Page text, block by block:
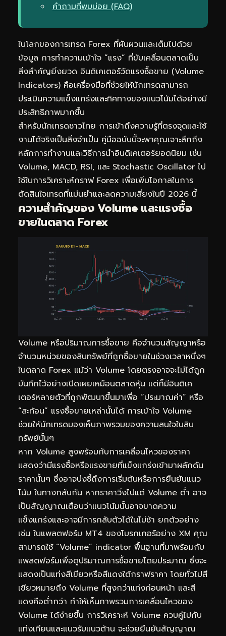
คำถามที่พบบ่อย (FAQ)
ในโลกของการเทรด Forex ที่ผันผวนและเต็มไปด้วย
ข้อมูล การทำความเข้าใจ “แรง” ที่ขับเคลื่อนตลาดเป็น
สิ่งสำคัญยิ่งยวด อินดิเคเตอร์วัดแรงซื้อขาย (Volume
Indicators) คือเครื่องมือที่ช่วยให้นักเทรดสามารถ
ประเมินความแข็งแกร่งและทิศทางของแนวโน้มได้อย่างมี
ประสิทธิภาพมากขึ้น
สำหรับนักเทรดชาวไทย การเข้าถึงความรู้ที่ตรงจุดและใช้
งานได้จริงเป็นสิ่งจำเป็น คู่มือฉบับนี้จะพาคุณเจาะลึกถึง
หลักการทำงานและวิธีการนำอินดิเคเตอร์ยอดนิยม เช่น
Volume, MACD, RSI, และ Stochastic Oscillator ไป
ใช้ในการวิเคราะห์กราฟ Forex เพื่อเพิ่มโอกาสในการ
ตัดสินใจเทรดที่แม่นยำและลดความเสี่ยงในปี 2026 นี้
ความสำคัญของ Volume และแรงซื้อ
ขายในตลาด Forex
Volume หรือปริมาณการซื้อขาย คือจำนวนสัญญาหรือ
จำนวนหน่วยของสินทรัพย์ที่ถูกซื้อขายในช่วงเวลาหนึ่งๆ
ในตลาด Forex แม้ว่า Volume โดยตรงอาจจะไม่ได้ถูก
บันทึกไว้อย่างเปิดเผยเหมือนตลาดหุ้น แต่ก็มีอินดิเค
เตอร์หลายตัวที่ถูกพัฒนาขึ้นมาเพื่อ “ประมาณค่า” หรือ
“สะท้อน” แรงซื้อขายเหล่านั้นได้ การเข้าใจ Volume
ช่วยให้นักเทรดมองเห็นภาพรวมของความสนใจในสิน
ทรัพย์นั้นๆ
หาก Volume สูงพร้อมกับการเคลื่อนไหวของราคา
แสดงว่ามีแรงซื้อหรือแรงขายที่แข็งแกร่งเข้ามาผลักดัน
ราคานั้นๆ ซึ่งอาจบ่งชี้ถึงการเริ่มต้นหรือการยืนยันแนว
โน้ม ในทางกลับกัน หากราคาวิ่งไปแต่ Volume ต่ำ อาจ
เป็นสัญญาณเตือนว่าแนวโน้มนั้นอาจขาดความ
แข็งแกร่งและอาจมีการกลับตัวได้ในไม่ช้า ยกตัวอย่าง
เช่น ในแพลตฟอร์ม MT4 ของโบรกเกอร์อย่าง XM คุณ
สามารถใช้ “Volume” indicator พื้นฐานที่มาพร้อมกับ
แพลตฟอร์มเพื่อดูปริมาณการซื้อขายโดยประมาณ ซึ่งจะ
แสดงเป็นแท่งสีเขียวหรือสีแดงใต้กราฟราคา โดยทั่วไปสี
เขียวหมายถึง Volume ที่สูงกว่าแท่งก่อนหน้า และสี
แดงคือต่ำกว่า ทำให้เห็นภาพรวมการเคลื่อนไหวของ
Volume ได้ง่ายขึ้น การวิเคราะห์ Volume ควบคู่ไปกับ
แท่งเทียนและแนวรับแนวต้าน จะช่วยยืนยันสัญญาณ